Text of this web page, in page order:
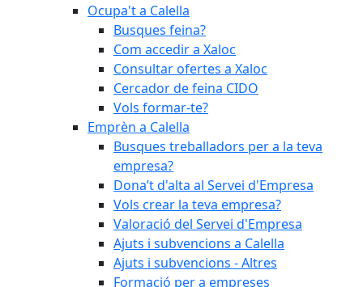
Ocupa't a Calella
Busques feina?
Com accedir a Xaloc
Consultar ofertes a Xaloc
Cercador de feina CIDO
Vols formar-te?
Emprèn a Calella
Busques treballadors per a la teva
empresa?
Dona’t d'alta al Servei d'Empresa
Vols crear la teva empresa?
Valoració del Servei d'Empresa
Ajuts i subvencions a Calella
Ajuts i subvencions - Altres
Formació per a empreses